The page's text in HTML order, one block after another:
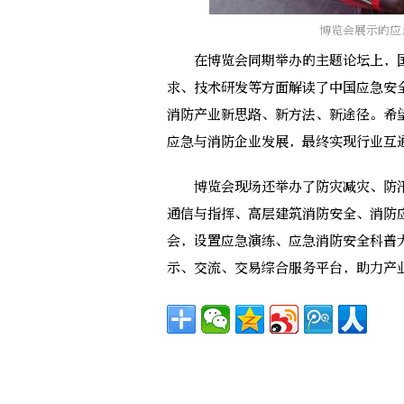
博览会展示的
在博览会同期举办的主题论坛上，
求、技术研发等方面解读了中国应急
消防产业新思路、新方法、新途径。
应急与消防企业发展，最终实现行业互
博览会现场还举办了防灾减灾、防
通信与指挥、高层建筑消防安全、消
会，设置应急演练、应急消防安全科
示、交流、交易综合服务平台，助力